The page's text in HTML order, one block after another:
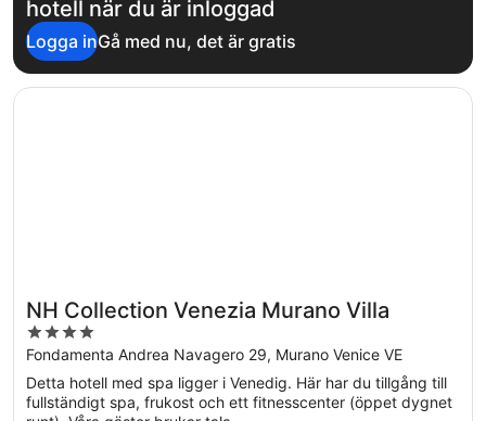
hotell när du är inloggad
Logga inGå med nu, det är gratis
NH Collection Venezia Murano Villa
4
out
of
5
Fondamenta Andrea Navagero 29, Murano Venice VE
Detta hotell med spa ligger i Venedig. Här har du tillgång till
fullständigt spa, frukost och ett fitnesscenter (öppet dygnet
Öppnas i ett nytt fönster
NH Collection Venezia Murano Villa